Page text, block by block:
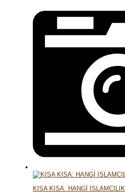
KISA KISA: HANGİ İSLAMCILIK